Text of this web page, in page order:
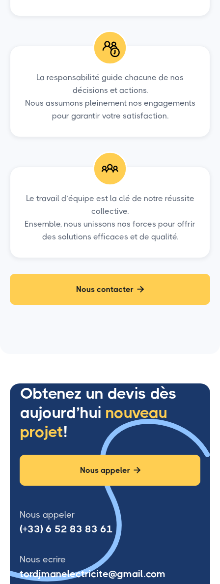
La responsabilité guide chacune de nos
décisions et actions.
Nous assumons pleinement nos engagements
pour garantir votre satisfaction.
Le travail d’équipe est la clé de notre réussite
collective.
Ensemble, nous unissons nos forces pour offrir
des solutions efficaces et de qualité.
Nous contacter 
Obtenez un devis dès
aujourd’hui nouveau
projet!
Nous appeler 
Nous appeler
(+33) 6 52 83 83 61
Nous ecrire
tordjmanelectricite@gmail.com